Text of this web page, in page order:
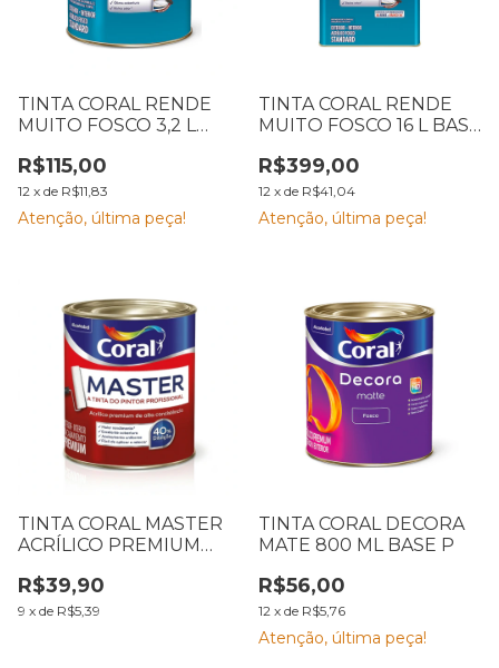
TINTA CORAL RENDE
MUITO FOSCO 3,2 L
R$115,00
12 x de R$11,83
Atenção, última peça!
TINTA CORAL RENDE
MUITO FOSCO 16 L BASE
R$399,00
12 x de R$41,04
Atenção, última peça!
TINTA CORAL MASTER
ACRÍLICO PREMIUM
BRANCO 900 ML
R$39,90
9 x de R$5,39
TINTA CORAL DECORA
MATE 800 ML BASE P
R$56,00
12 x de R$5,76
Atenção, última peça!